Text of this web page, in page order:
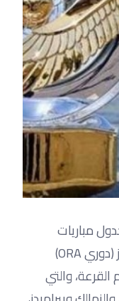
مباريات
المرحلة الأولى من بطولة الدوري الممتاز (دوري ORA)
القرعة، والتي